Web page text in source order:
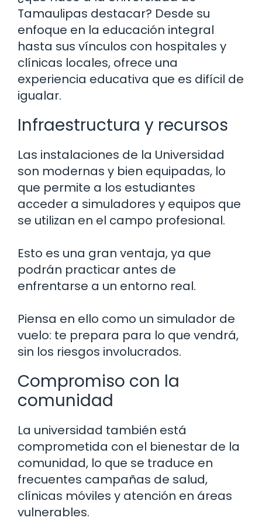
Tamaulipas destacar? Desde su
enfoque en la educación integral
hasta sus vínculos con hospitales y
clínicas locales, ofrece una
experiencia educativa que es difícil de
igualar.
Infraestructura y recursos
Las instalaciones de la Universidad
son modernas y bien equipadas, lo
que permite a los estudiantes
acceder a simuladores y equipos que
se utilizan en el campo profesional.
Esto es una gran ventaja, ya que
podrán practicar antes de
enfrentarse a un entorno real.
Piensa en ello como un simulador de
vuelo: te prepara para lo que vendrá,
sin los riesgos involucrados.
Compromiso con la
comunidad
La universidad también está
comprometida con el bienestar de la
comunidad, lo que se traduce en
frecuentes campañas de salud,
clínicas móviles y atención en áreas
vulnerables.